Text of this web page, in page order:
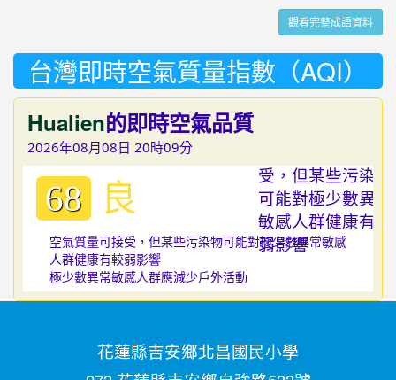
觀看完整成語資料
台灣即時空氣質量指數（AQI）
Hualien的即時空氣品質
2026年08月08日 20時09分
68 良
空氣質量可接受，但某些污染物可能對極少數異常敏感
人群健康有較弱影響
極少數異常敏感人群應減少戶外活動
花蓮縣吉安鄉北昌國民小學